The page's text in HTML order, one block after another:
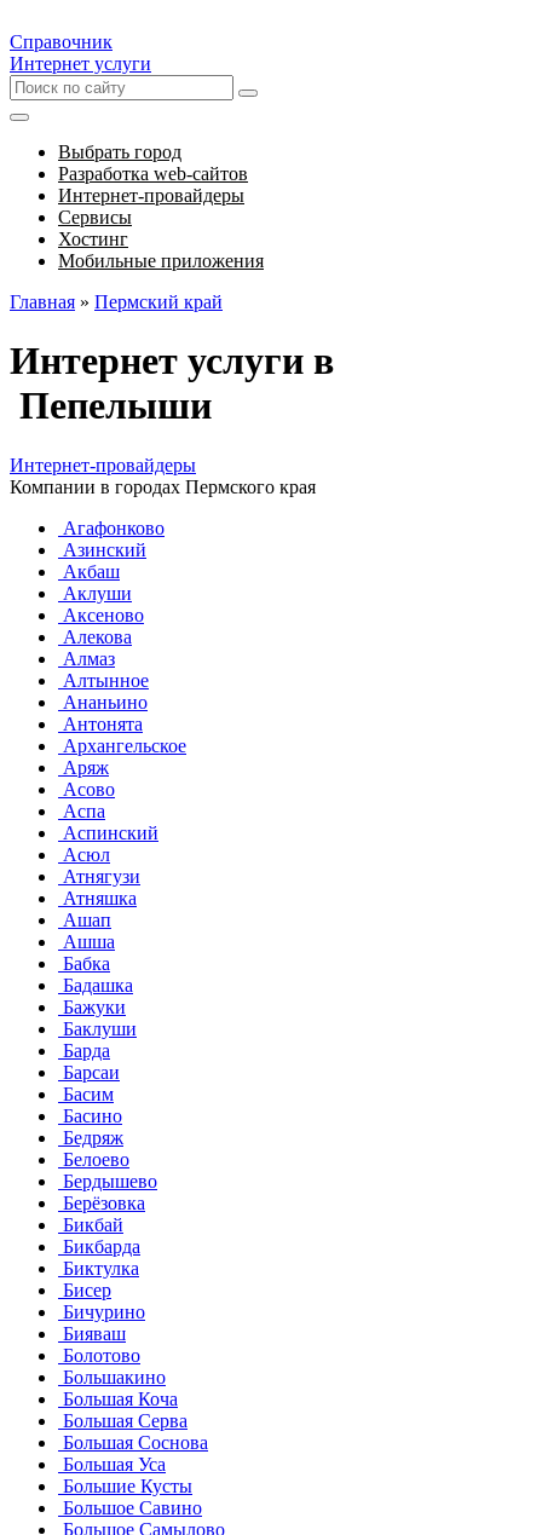
Справочник
Интернет услуги
Выбрать город
Разработка web-сайтов
Интернет-провайдеры
Сервисы
Хостинг
Мобильные приложения
Главная » Пермский край
Интернет услуги в
Пепелыши
Интернет-провайдеры
Компании в городах Пермского края
Агафонково
Азинский
Акбаш
Аклуши
Аксеново
Алекова
Алмаз
Алтынное
Ананьино
Антонята
Архангельское
Аряж
Асово
Аспа
Аспинский
Асюл
Атнягузи
Атняшка
Ашап
Ашша
Бабка
Бадашка
Бажуки
Баклуши
Барда
Барсаи
Басим
Басино
Бедряж
Белоево
Бердышево
Берёзовка
Бикбай
Бикбарда
Биктулка
Бисер
Бичурино
Бияваш
Болотово
Большакино
Большая Коча
Большая Серва
Большая Соснова
Большая Уса
Большие Кусты
Большое Савино
Большое Самылово